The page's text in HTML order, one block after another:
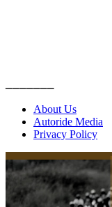
About Us
Autoride Media
Privacy Policy